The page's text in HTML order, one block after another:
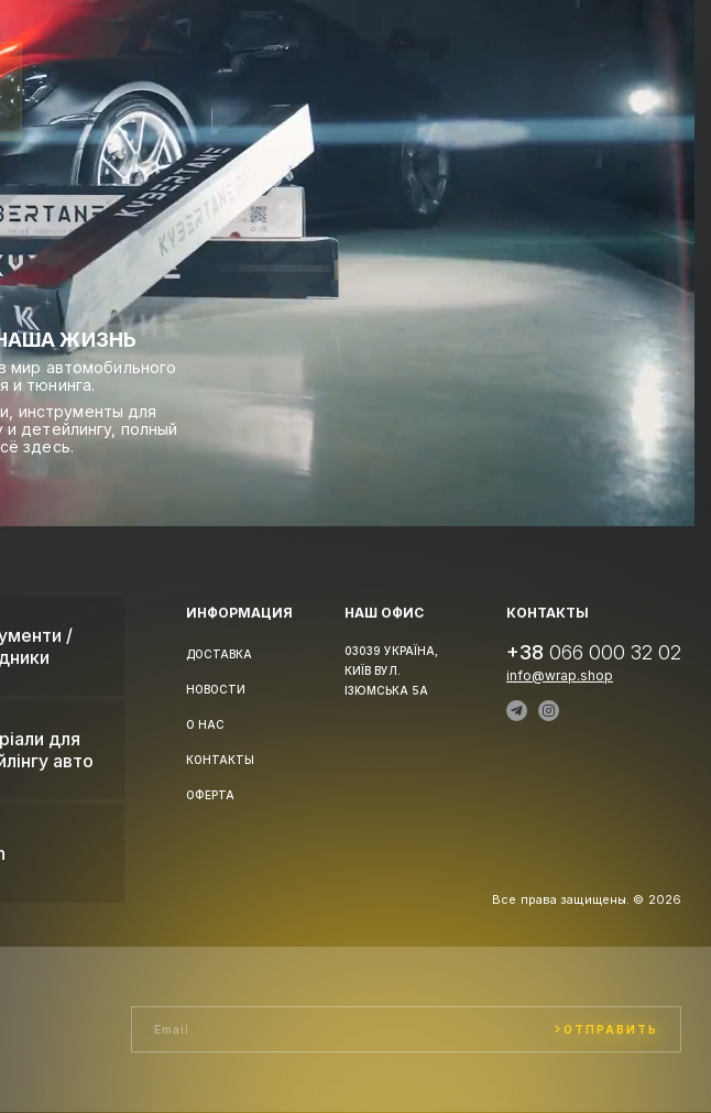
ЖИЗНЬ
мир автомобильного
и тюнинга.
инструменты для
детейлингу, полный
здесь.
/
для
авто
ИНФОРМАЦИЯ
ДОСТАВКА
НОВОСТИ
О НАС
КОНТАКТЫ
ОФЕРТА
НАШ ОФИС
03039 УКРАЇНА,
КИЇВ ВУЛ.
ІЗЮМСЬКА 5А
КОНТАКТЫ
+38 066 000 32 02
info@wrap.shop
Все права защищены. © 2026
ОТПРАВИТЬ